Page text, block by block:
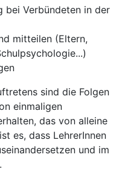
bei Verbündeten in der
mitteilen (Eltern,
sind die Folgen
einmaligen
das von alleine
es, dass LehrerInnen
und im